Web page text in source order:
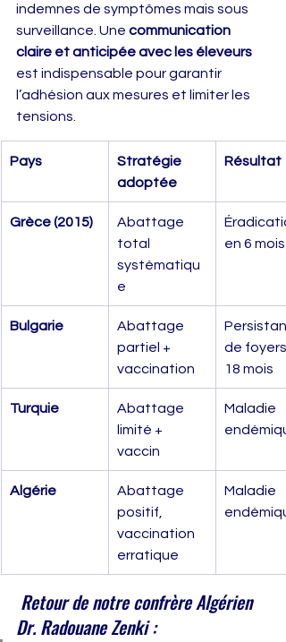
indemnes de symptômes mais sous
surveillance. Une communication
claire et anticipée avec les éleveurs
est indispensable pour garantir
l’adhésion aux mesures et limiter les
tensions.
Pays
Stratégie
adoptée
Résultat
Grèce (2015)
Abattage
total
systématiqu
e
en 6 mois
Bulgarie
Abattage
partiel +
vaccination
de foyers
18 mois
Turquie
Abattage
limité +
vaccin
Maladie
Algérie
Abattage
positif,
vaccination
erratique
Maladie
Retour de notre confrère Algérien
Dr. Radouane Zenki :